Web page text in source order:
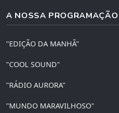
A NOSSA PROGRAMAÇÃO
"EDIÇÃO DA MANHÃ"
"COOL SOUND"
"RÁDIO AURORA"
"MUNDO MARAVILHOSO"